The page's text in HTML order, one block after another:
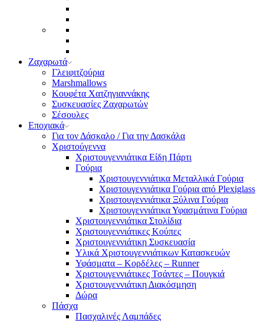
Ζαχαρωτά
Γλειφιτζούρια
Marshmallows
Κουφέτα Χατζηγιαννάκης
Συσκευασίες Ζαχαρωτών
Σέσουλες
Εποχιακά
Για τον Δάσκαλο / Για την Δασκάλα
Χριστούγεννα
Χριστουγεννιάτικα Είδη Πάρτι
Γούρια
Χριστουγεννιάτικα Μεταλλικά Γούρια
Χριστουγεννιάτικα Γούρια από Plexiglass
Χριστουγεννιάτικα Ξύλινα Γούρια
Χριστουγεννιάτικα Υφασμάτινα Γούρια
Χριστουγεννιάτικα Στολίδια
Χριστουγεννιάτικες Κούπες
Χριστουγεννιάτικη Συσκευασία
Υλικά Χριστουγεννιάτικων Κατασκευών
Υφάσματα – Κορδέλες – Runner
Χριστουγεννιάτικες Τσάντες – Πουγκιά
Χριστουγεννιάτικη Διακόσμηση
Δώρα
Πάσχα
Πασχαλινές Λαμπάδες